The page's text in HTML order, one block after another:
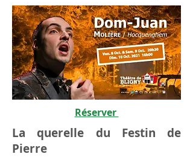
Réserver
La querelle du Festin de
Pierre